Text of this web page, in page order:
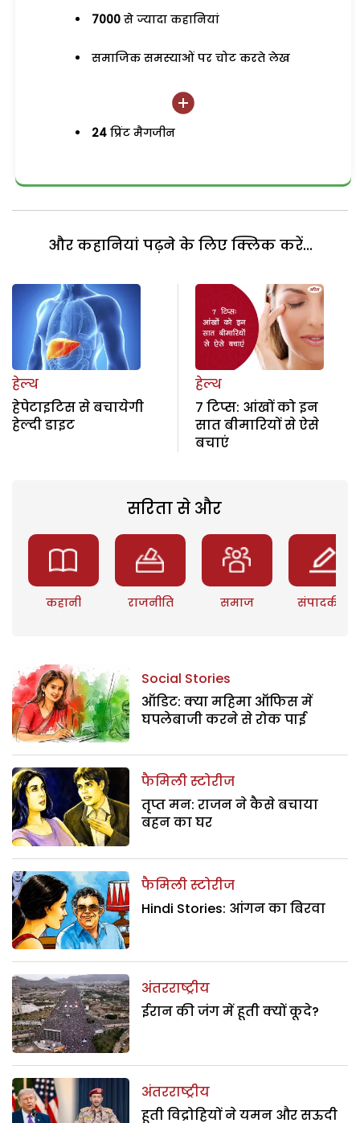
7000 से ज्यादा कहानियां
समाजिक समस्याओं पर चोट करते लेख
24 प्रिंट मैगजीन
और कहानियां पढ़ने के लिए क्लिक करें...
हेल्थ
हेपेटाइटिस से बचायेगी
हेल्दी डाइट
हेल्थ
7 टिप्स: आंखों को इन
सात बीमारियों से ऐसे
बचाएं
सरिता से और
कहानी राजनीति समाज संपादकीय
Social Stories
ऑडिट: क्या महिमा ऑफिस में
घपलेबाजी करने से रोक पाई
फैमिली स्टोरीज
तृप्त मन: राजन ने कैसे बचाया
बहन का घर
फैमिली स्टोरीज
Hindi Stories: आंगन का बिरवा
अंतरराष्ट्रीय
ईरान की जंग में हूती क्यों कूदे?
अंतरराष्ट्रीय
हूती विद्रोहियों ने यमन और सऊदी